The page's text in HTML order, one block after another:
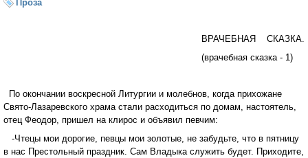
Проза
ВРАЧЕБНАЯ СКАЗКА.
(врачебная сказка - 1)
По окончании воскресной Литургии и молебнов, когда прихожане
Свято-Лазаревского храма стали расходиться по домам, настоятель,
отец Феодор, пришел на клирос и объявил певчим:
-Чтецы мои дорогие, певцы мои золотые, не забудьте, что в пятницу
в нас Престольный праздник. Сам Владыка служить будет. Приходите,